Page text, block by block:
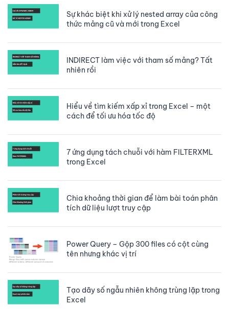
Sự khác biệt khi xử lý nested array của công
thức mảng cũ và mới trong Excel
INDIRECT làm việc với tham số mảng? Tất
nhiên rồi
Hiểu về tìm kiếm xấp xỉ trong Excel – một
cách để tối ưu hóa tốc độ
7 ứng dụng tách chuỗi với hàm FILTERXML
trong Excel
Chia khoảng thời gian để làm bài toán phân
tích dữ liệu lượt truy cập
Power Query – Gộp 300 files có cột cùng
tên nhưng khác vị trí
Tạo dãy số ngẫu nhiên không trùng lặp trong
Excel